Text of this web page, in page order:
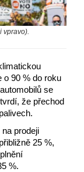
vpravo).
o 90 % do roku
se
že přechod
prodeji
25 %,
%.